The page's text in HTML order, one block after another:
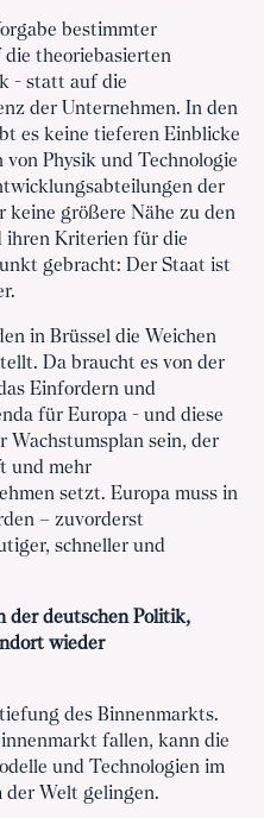
bestimmter
theoriebasierten
- statt auf die
der Unternehmen. In den
es keine tieferen Einblicke
Physik und Technologie
der
keine größere Nähe zu den
ihren Kriterien für die
gebracht: Der Staat ist
in Brüssel die Weichen
Da braucht es von der
Einfordern und
für Europa - und diese
Wachstumsplan sein, der
und mehr
setzt. Europa muss in
– zuvorderst
schneller und
der deutschen Politik,
wieder
des Binnenmarkts.
fallen, kann die
und Technologien im
Welt gelingen.